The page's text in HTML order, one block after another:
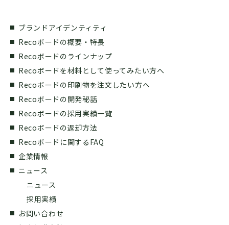
ブランドアイデンティティ
Recoボードの概要・特長
Recoボードのラインナップ
Recoボードを材料として使ってみたい方へ
Recoボードの印刷物を注文したい方へ
Recoボードの開発秘話
Recoボードの採用実績一覧
Recoボードの返却方法
Recoボードに関するFAQ
企業情報
ニュース
ニュース
採用実績
お問い合わせ